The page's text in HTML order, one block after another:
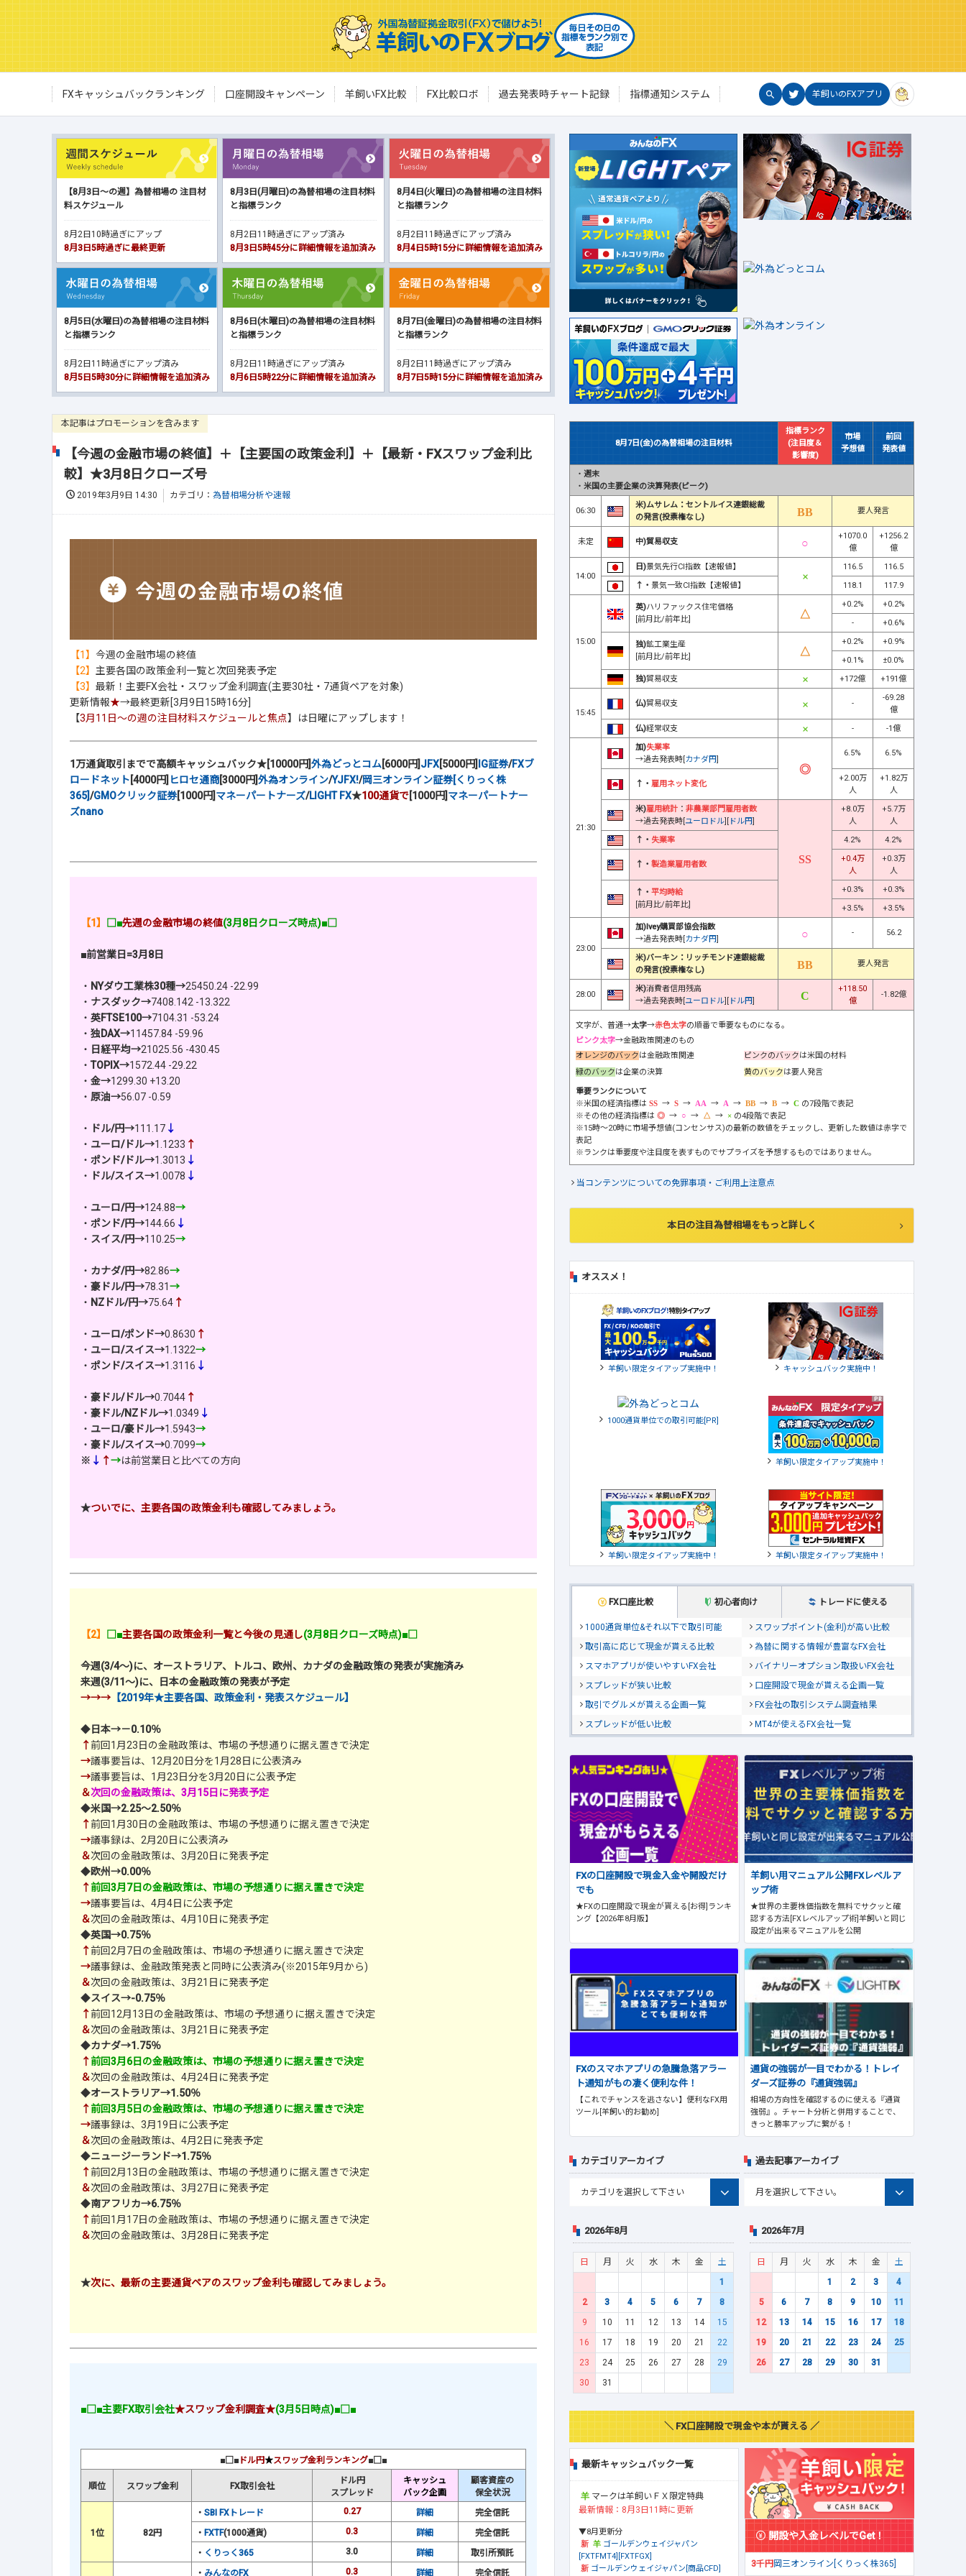
FXキャッシュバックランキング 口座開設キャンペーン 羊飼いFX比較 FX比較ロボ 過去発表時チャート記録 指標通知システム 羊飼いのFXアプリ
【8月3日～の週】為替相場の 注目材
料スケジュール
8月2日10時過ぎにアップ
8月3日5時過ぎに最終更新
8月3日(月曜日)の為替相場の注目材料
と指標ランク
8月2日11時過ぎにアップ済み
8月3日5時45分に詳細情報を追加済み
8月4日(火曜日)の為替相場の注目材料
と指標ランク
8月2日11時過ぎにアップ済み
8月4日5時15分に詳細情報を追加済み
8月5日(水曜日)の為替相場の注目材料
と指標ランク
8月2日11時過ぎにアップ済み
8月5日5時30分に詳細情報を追加済み
8月6日(木曜日)の為替相場の注目材料
と指標ランク
8月2日11時過ぎにアップ済み
8月6日5時22分に詳細情報を追加済み
8月7日(金曜日)の為替相場の注目材料
と指標ランク
8月2日11時過ぎにアップ済み
8月7日5時15分に詳細情報を追加済み
本記事はプロモーションを含みます
【今週の金融市場の終値】＋【主要国の政策金利】＋【最新・FXスワップ金利比
較】★3月8日クローズ号
2019年3月9日 14:30 カテゴリ： 為替相場分析や速報
【1】 今週の金融市場の終値
【2】 主要各国の政策金利一覧と次回発表予定
【3】 最新！主要FX会社・スワップ金利調査(主要30社・7通貨ペアを対象)
更新情報★→最終更新[3月9日15時16分]
【3月11日～の週の注目材料スケジュールと焦点】は日曜にアップします！
1万通貨取引までで高額キャッシュバック★[10000円]外為どっとコム[6000円] JFX[5000円] IG証券/FXブ
ロードネット [4000円] ヒロセ通商[3000円]外為オンライン/YJFX!/岡三オンライン証券[くりっく株
365]/GMOクリック証券[1000円] マネーパートナーズ/LIGHT FX★100通貨で[1000円] マネーパートナー
ズnano
【1】 □■先週の金融市場の終値(3月8日クローズ時点)■□
■前営業日=3月8日
・ NYダウ工業株30種→25450.24 -22.99
・ ナスダック→7408.142 -13.322
・ 英FTSE100→7104.31 -53.24
・ 独DAX→11457.84 -59.96
・ 日経平均→21025.56 -430.45
・ TOPIX→1572.44 -29.22
・ 金→1299.30 +13.20
・ 原油→56.07 -0.59
・ ドル/円→111.17 ↓
・ ユーロ/ドル→1.1233 ↑
・ ポンド/ドル→1.3013 ↓
・
ドル/スイス→1.0078 ↓
・ ユーロ/円→124.88→
・ ポンド/円→144.66 ↓
・ スイス/円→110.25→
・ カナダ/円→82.86→
・ 豪ドル/円→78.31→
・ NZドル/円→75.64 ↑
・ ユーロ/ポンド→0.8630 ↑
・ ユーロ/スイス→1.1322→
・ ポンド/スイス→1.3116 ↓
・ 豪ドル/ドル→0.7044 ↑
・ 豪ドル/NZドル→1.0349 ↓
・ ユーロ/豪ドル→1.5943→
・ 豪ドル/スイス→0.7099→
※ ↓ ↑→は前営業日と比べての方向
★ついでに、主要各国の政策金利も確認してみましょう。
【2】 □■主要各国の政策金利一覧と今後の見通し(3月8日クローズ時点)■□
今週(3/4～)に、オーストラリア、トルコ、欧州、カナダの金融政策の発表が実施済み
来週(3/11～)に、日本の金融政策の発表が予定
→→→ 【2019年★主要各国、政策金利・発表スケジュール】
◆ 日本→－0.10％
↑前回1月23日の金融政策は、市場の予想通りに据え置きで決定
→議事要旨は、12月20日分を1月28日に公表済み
→議事要旨は、1月23日分を3月20日に公表予定
＆次回の金融政策は、3月15日に発表予定
◆米国→2.25～2.50％
↑前回1月30日の金融政策は、市場の予想通りに据え置きで決定
→議事録は、2月20日に公表済み
＆次回の金融政策は、3月20日に発表予定
◆欧州→0.00％
↑前回3月7日の金融政策は、市場の予想通りに据え置きで決定
→議事要旨は、4月4日に公表予定
＆次回の金融政策は、4月10日に発表予定
◆英国→0.75％
↑前回2月7日の金融政策は、市場の予想通りに据え置きで決定
→議事録は、金融政策発表と同時に公表済み(※2015年9月から)
＆次回の金融政策は、3月21日に発表予定
◆スイス→-0.75％
↑前回12月13日の金融政策は、市場の予想通りに据え置きで決定
＆次回の金融政策は、3月21日に発表予定
◆カナダ→1.75％
↑前回3月6日の金融政策は、市場の予想通りに据え置きで決定
＆次回の金融政策は、4月24日に発表予定
◆オーストラリア→1.50％
↑前回3月5日の金融政策は、市場の予想通りに据え置きで決定
→議事録は、3月19日に公表予定
＆次回の金融政策は、4月2日に発表予定
◆ニュージーランド→1.75％
↑前回2月13日の金融政策は、市場の予想通りに据え置きで決定
＆次回の金融政策は、3月27日に発表予定
◆南アフリカ→6.75％
↑前回1月17日の金融政策は、市場の予想通りに据え置きで決定
＆次回の金融政策は、3月28日に発表予定
★次に、最新の主要通貨ペアのスワップ金利も確認してみましょう。
■□■主要FX取引会社★スワップ金利調査★(3月5日時点)■□■
■□■ ドル円★スワップ金利ランキング■□■
順位 スワップ金利 FX取引会社
ドル円
スプレッド
キャッシュ
バック企画
顧客資産の
保全状況
1位 82円
・ SBI FXトレード 0.27 詳細
完全信託
・ FXTF(1000通貨) 0.3 詳細
完全信託
・ くりっく365 3.0 詳細
取引所預託
・ みんなのFX 0.3 詳細 完全信託
8月7日(金)の為替相場の注目材料
指標ランク
(注目度＆
影響度)
市場
予想値
前回
発表値
・ 週末
・ 米国の主要企業の決算発表(ピーク)
06:30
米)ムサレム：セントルイス連銀総裁
の発言(投票権なし)
要人発言
未定 中)貿易収支
+1070.0
億
+1256.2
億
14:00
日)景気先行CI指数【速報値】 116.5
116.5
↑・ 景気一致CI指数【速報値】 118.1 117.9
15:00
英)ハリファックス住宅価格
[前月比/前年比]
+0.2%
+0.2%
-
+0.6%
独)鉱工業生産
[前月比/前年比]
+0.2%
+0.9%
+0.1%
±0.0%
独)貿易収支 +172億 +191億
15:45
仏)貿易収支 -
-69.28
億
仏)経常収支 - -1億
21:30
加)失業率
→過去発表時[カナダ円]
6.5% 6.5%
↑・ 雇用ネット変化
+2.00万
人
+1.82万
人
米)雇用統計 ： 非農業部門雇用者数
→過去発表時[ユーロドル][ ドル円]
+8.0万
人
+5.7万
人
↑・ 失業率 4.2% 4.2%
↑・ 製造業雇用者数
+0.4万
人
+0.3万
人
↑・ 平均時給
[前月比/前年比]
+0.3%
+0.3%
+3.5%
+3.5%
23:00
加)Ivey購買部協会指数
→過去発表時[カナダ円]
- 56.2
米)バーキン：リッチモンド連銀総裁
の発言(投票権なし)
要人発言
28:00
米)消費者信用残高
→過去発表時[ユーロドル][ ドル円]
+118.50
億
-1.82億
文字が、普通→太字→赤色太字の順番で重要なものになる。
ピンク太字→金融政策関連のもの
オレンジのバックは金融政策関連 ピンクのバックは米国の材料
緑のバックは企業の決算 黄のバックは要人発言
重要ランクについて
※米国の経済指標は
→ → → → → →
の7段階で表記
※その他の経済指標は
→ → →
の4段階で表記
※15時～20時に市場予想値(コンセンサス)の最新の数値をチェックし、更新した数値は赤字で
表記
※ランクは重要度や注目度を表すものでサプライズを予想するものではありません。
当コンテンツについての免罪事項・ご利用上注意点
本日の注目為替相場をもっと詳しく
オススメ！
羊飼い限定タイアップ実施中！ キャッシュバック実施中！
1000通貨単位での取引可能[PR]
羊飼い限定タイアップ実施中！
羊飼い限定タイアップ実施中！ 羊飼い限定タイアップ実施中！
FX口座比較 初心者向け トレードに使える
1000通貨単位&それ以下で取引可能
スワップポイント(金利)が高い比較
取引高に応じて現金が貰える比較
為替に関する情報が豊富なFX会社
スマホアプリが使いやすいFX会社
バイナリーオプション取扱いFX会社
スプレッドが狭い比較
口座開設で現金が貰える企画一覧
取引でグルメが貰える企画一覧
FX会社の取引システム調査結果
スプレッドが低い比較
MT4が使えるFX会社一覧
FXの口座開設で現金入金や開設だけ
でも
★FXの口座開設で現金が貰える[お得]ランキ
ング【2026年8月版】
羊飼い用マニュアル公開FXレベルア
ップ術
★世界の主要株価指数を無料でサクッと確
認する方法[FXレベルアップ術]羊飼いと同じ
設定が出来るマニュアルを公開
FXのスマホアプリの急騰急落アラー
ト通知がもの凄く便利な件！
【これでチャンスを逃さない】便利なFX用
ツール[羊飼い的お勧め]
通貨の強弱が一目でわかる！トレイ
ダーズ証券の『通貨強弱』
相場の方向性を確認するのに使える『通貨
強弱』。チャート分析と併用することで、
きっと勝率アップに繋がる！
カテゴリアーカイブ 過去記事アーカイブ
2026年8月
日 月 火 水 木 金
土
1
2
3 4 5 6 7
8
9
10 11 12 13 14
15
16
17 18 19 20 21
22
23
24 25 26 27 28
29
30
31
2026年7月
日 月 火 水 木 金
土
1
2 3
4
5
6 7 8 9 10
11
12
13 14 15 16 17
18
19
20 21 22 23 24
25
26
27 28 29 30 31
＼ FX口座開設で現金や本が貰える ／
最新キャッシュバック一覧
マークは羊飼いＦＸ限定特典
最新情報：8月3日11時に更新
▼8月更新分
ゴールデンウェイジャパン
[FXTFMT4][FXTFGX]
ゴールデンウェイジャパン[商品CFD]
開設や入金レベルでGet！
3千円岡三オンライン[くりっく株365]